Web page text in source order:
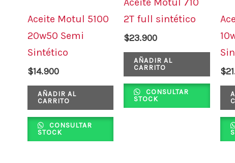
Aceite Motul 5100
20w50 Semi
Sintético
$14.900
AÑADIR AL
CARRITO
CONSULTAR
STOCK
Aceite Motul 710
2T full sintético
$23.900
AÑADIR AL
CARRITO
CONSULTAR
STOCK
$